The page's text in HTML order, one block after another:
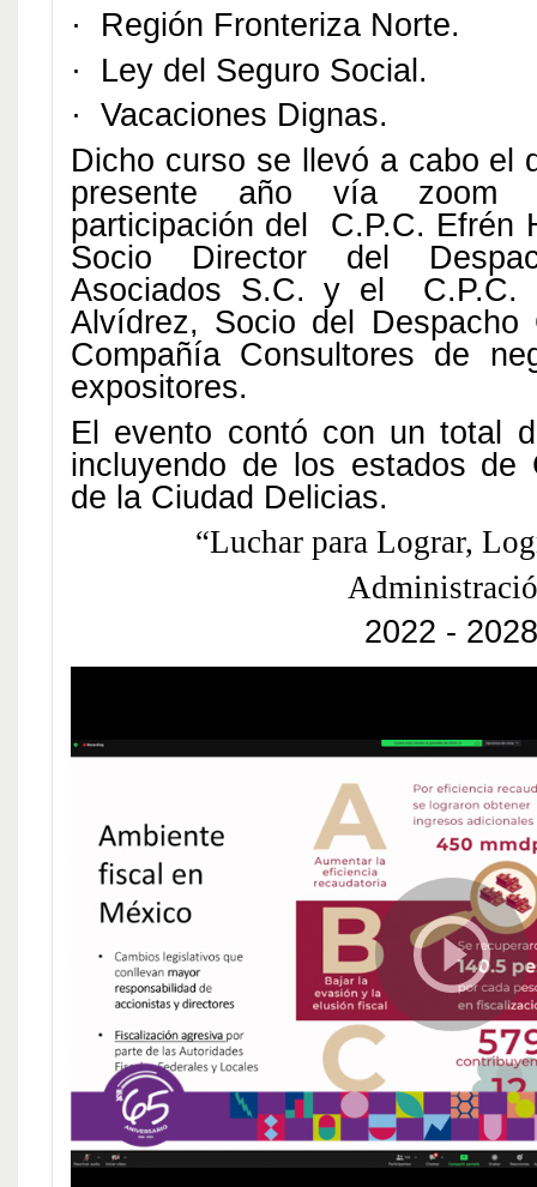
· Región Fronteriza Norte.
· Ley del Seguro Social.
· Vacaciones Dignas.
Dicho curso se llevó a cabo el
presente año vía zoom
participación del C.P.C. Efrén
Socio Director del
Asociados S.C. y el C.P.C.
Alvídrez, Socio del
Compañía Consultores de
expositores.
El evento contó con un total
incluyendo de los estados de
de la Ciudad Delicias.
“Luchar para Lograr,
2022 - 2028